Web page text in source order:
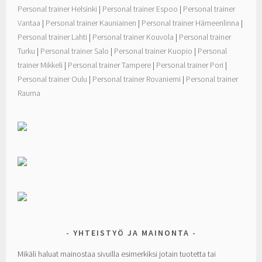
Personal trainer Helsinki | Personal trainer Espoo | Personal trainer
Vantaa | Personal trainer Kauniainen | Personal trainer Hämeenlinna |
Personal trainer Lahti | Personal trainer Kouvola | Personal trainer
Turku | Personal trainer Salo | Personal trainer Kuopio | Personal
trainer Mikkeli | Personal trainer Tampere | Personal trainer Pori |
Personal trainer Oulu | Personal trainer Rovaniemi | Personal trainer
Rauma
YHTEISTYÖ JA MAINONTA
Mikäli haluat mainostaa sivuilla esimerkiksi jotain tuotetta tai